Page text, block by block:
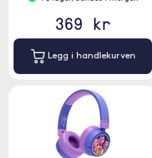
369 kr
Legg i handlekurven